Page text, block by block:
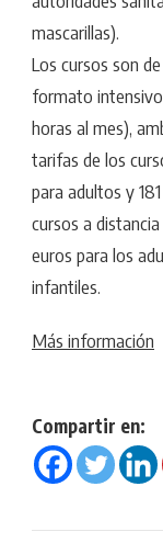
mascarillas).
Los cursos son
formato
horas al mes),
tarifas de los
para adultos y
cursos a
euros para los
infantiles.
Más información
Compartir en: